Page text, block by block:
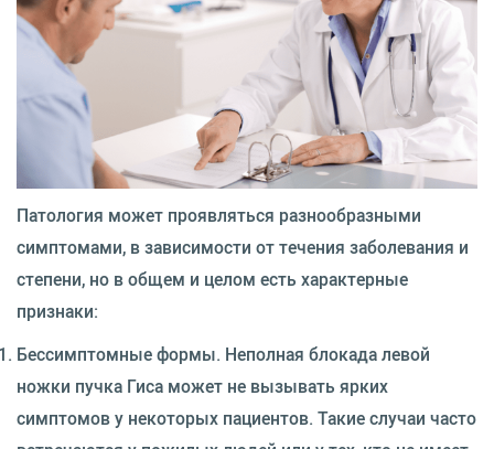
Патология может проявляться разнообразными
симптомами, в зависимости от течения заболевания и
степени, но в общем и целом есть характерные
признаки:
Бессимптомные формы. Неполная блокада левой
ножки пучка Гиса может не вызывать ярких
симптомов у некоторых пациентов. Такие случаи часто